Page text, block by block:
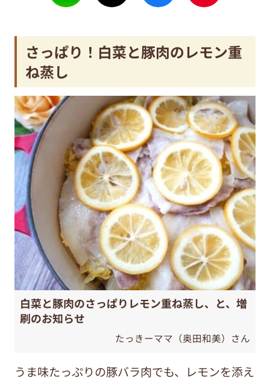
さっぱり！白菜と豚肉のレモン重
ね蒸し
白菜と豚肉のさっぱりレモン重ね蒸し、と、増
刷のお知らせ
たっきーママ（奥田和美）さん
うま味たっぷりの豚バラ肉でも、レモンを添え